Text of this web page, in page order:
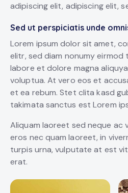
adipiscing elit, adipiscing elit,
Sed ut perspiciatis unde
Lorem ipsum dolor sit amet,
elitr, sed diam nonumy
labore et dolore magna
voluptua. At vero eos et
et ea rebum. Stet clita kasd
takimata sanctus est Lorem
Aliquam laoreet sed neque ac
eros nec quam laoreet, in
turpis urna, vulputate at est
erat.